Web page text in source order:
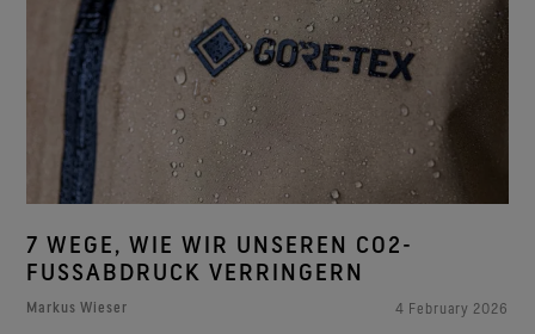
7 WEGE, WIE WIR UNSEREN CO2-
FUSSABDRUCK VERRINGERN
Markus Wieser 4 February 2026